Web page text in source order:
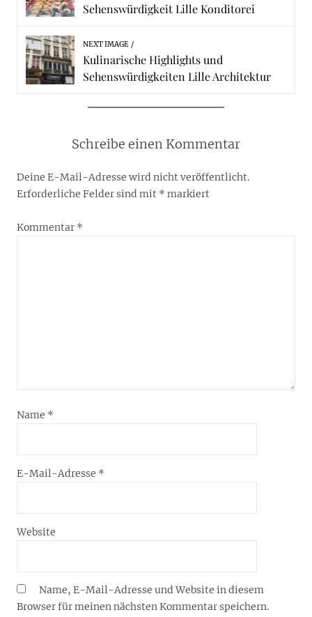
Sehenswürdigkeit Lille Konditorei
NEXT IMAGE
Kulinarische Highlights und
Sehenswürdigkeiten Lille Architektur
Schreibe einen Kommentar
Deine E-Mail-Adresse wird nicht veröffentlicht.
Erforderliche Felder sind mit * markiert
Kommentar *
Name *
E-Mail-Adresse *
Website
Name, E-Mail-Adresse und Website in diesem
Browser für meinen nächsten Kommentar speichern.